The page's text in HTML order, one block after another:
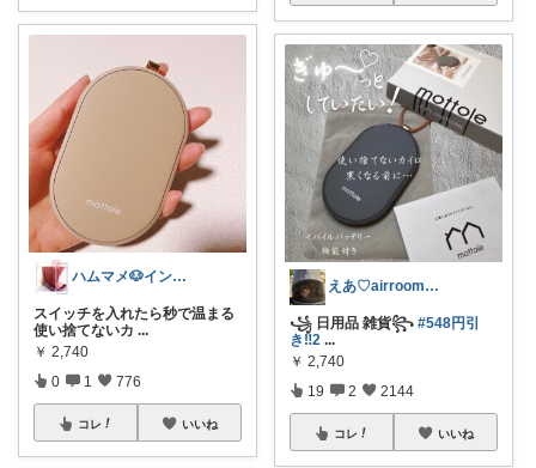
ハムマメ🐶インテリア・キッチン🌸
スイッチを入れたら秒で温まる
使い捨てないカ ...
￥ 2,740
0 1 776
コレ いいね
えあ♡airroom❀ラクして整う暮らし
꧁ 日用品 雑貨꧂ #548円引
き‼️2 ...
￥ 2,740
19 2 2144
コレ いいね